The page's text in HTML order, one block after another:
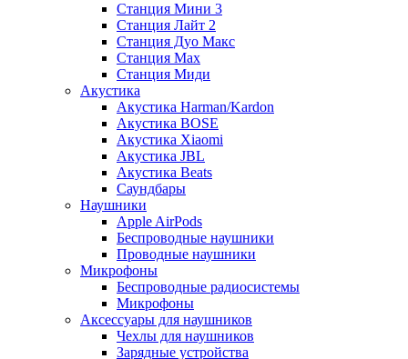
Станция Мини 3
Станция Лайт 2
Станция Дуо Макс
Станция Max
Станция Миди
Акустика
Акустика Harman/Kardon
Акустика BOSE
Акустика Xiaomi
Акустика JBL
Акустика Beats
Саундбары
Наушники
Apple AirPods
Беспроводные наушники
Проводные наушники
Микрофоны
Беспроводные радиосистемы
Микрофоны
Аксессуары для наушников
Чехлы для наушников
Зарядные устройства